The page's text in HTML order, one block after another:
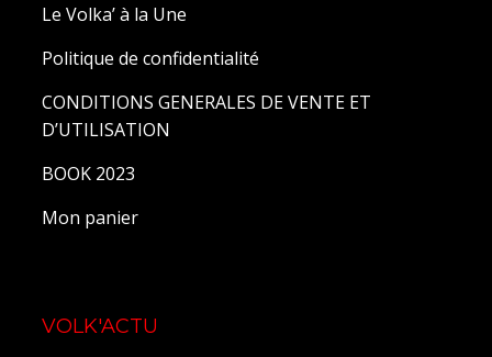
Le Volka’ à la Une
Politique de confidentialité
CONDITIONS GENERALES DE VENTE ET
D’UTILISATION
BOOK 2023
Mon panier
VOLK'ACTU